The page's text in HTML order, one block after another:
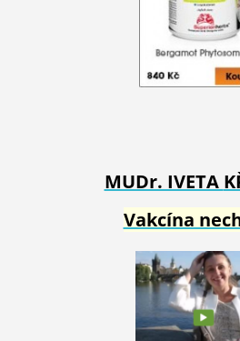
MUDr. IVETA
Vakcína